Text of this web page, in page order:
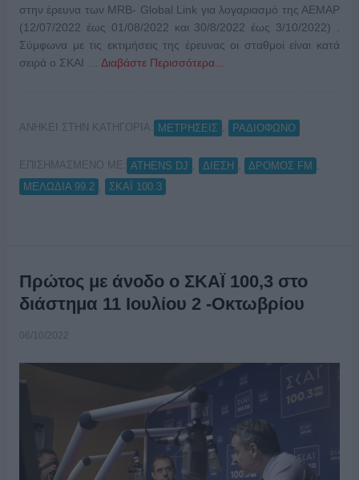
στην έρευνα των MRB- Global Link για λογαριασμό της ΑΕΜΑΡ
(12/07/2022 έως 01/08/2022 και 30/8/2022 έως 3/10/2022) .
Σύμφωνα με τις εκτιμήσεις της έρευνας οι σταθμοί είναι κατά
σειρά ο ΣΚΑΙ … Διαβάστε Περισσότερα...
ΑΝΗΚΕΙ ΣΤΗΝ ΚΑΤΗΓΟΡΙΑ: ΜΕΤΡΗΣΕΙΣ ΡΑΔΙΟΦΩΝΟ
ΕΠΙΣΗΜΑΣΜΕΝΟ ΜΕ: ATHENS DJ ΔΙΕΣΗ ΔΡΟΜΟΣ FM
ΜΕΛΩΔΙΑ 99.2
ΣΚΑΪ 100.3
Πρώτος με άνοδο ο ΣΚΑΪ 100,3 στο
διάστημα 11 Ιουλίου 2 -Οκτωβρίου
06/10/2022